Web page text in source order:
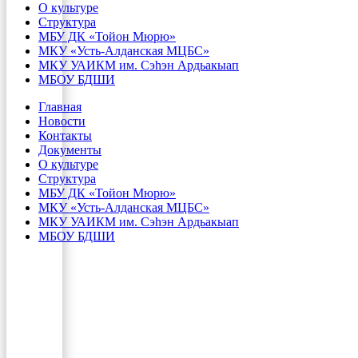
О культуре
Структура
МБУ ДК «Тойон Мюрю»
МКУ «Усть-Алданская МЦБС»
МКУ УАИКМ им. Сэһэн Ардьакыап
МБОУ БДШИ
Главная
Новости
Контакты
Документы
О культуре
Структура
МБУ ДК «Тойон Мюрю»
МКУ «Усть-Алданская МЦБС»
МКУ УАИКМ им. Сэһэн Ардьакыап
МБОУ БДШИ